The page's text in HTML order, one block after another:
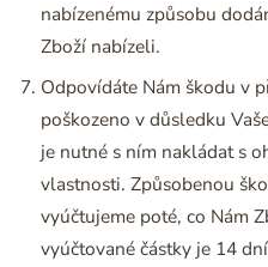
nabízenému způsobu
Zboží nabízeli.
Odpovídáte Nám škodu v
poškozeno v důsledku
je nutné s ním nakládat s
vlastnosti. Způsobenou
vyúčtujeme poté, co Nám
vyúčtované částky je 14